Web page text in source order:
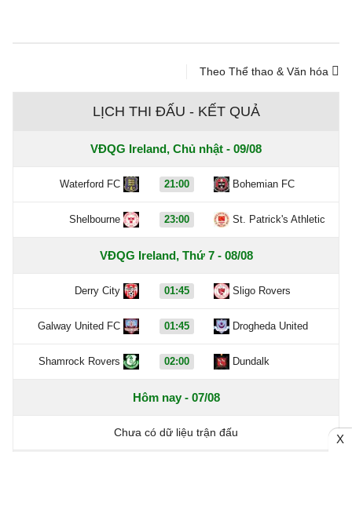
Theo Thể thao & Văn hóa
LỊCH THI ĐẤU - KẾT QUẢ
VĐQG Ireland, Chủ nhật - 09/08
Waterford FC 21:00 Bohemian FC
Shelbourne 23:00 St. Patrick's Athletic
VĐQG Ireland, Thứ 7 - 08/08
Derry City 01:45 Sligo Rovers
Galway United FC 01:45 Drogheda United
Shamrock Rovers 02:00 Dundalk
Hôm nay - 07/08
Chưa có dữ liệu trận đấu X